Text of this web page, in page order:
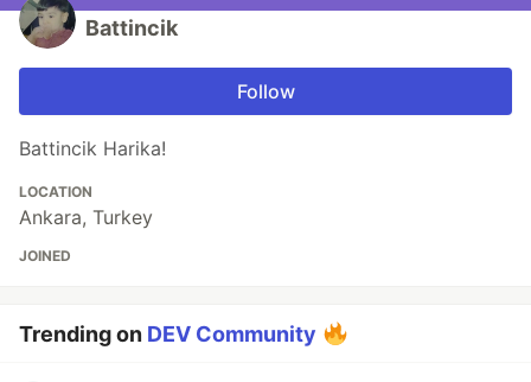
Battincik
Follow
Battincik Harika!
LOCATION
Ankara, Turkey
JOINED
Trending on DEV Community